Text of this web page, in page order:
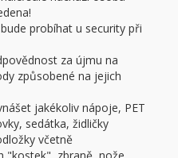
probíhat u security při
za újmu na
způsobené na jejich
jakékoliv nápoje, PET
sedátka, židličky
včetně